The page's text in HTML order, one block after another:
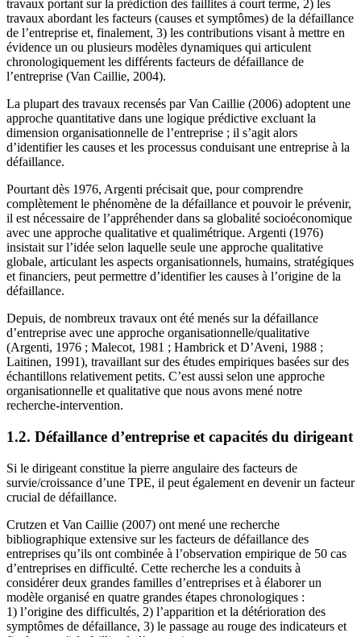
travaux portant sur la prédiction des faillites à court terme, 2) les
travaux abordant les facteurs (causes et symptômes) de la défaillance
de l’entreprise et, finalement, 3) les contributions visant à mettre en
évidence un ou plusieurs modèles dynamiques qui articulent
chronologiquement les différents facteurs de défaillance de
l’entreprise (Van Caillie, 2004).
La plupart des travaux recensés par Van Caillie (2006) adoptent une
approche quantitative dans une logique prédictive excluant la
dimension organisationnelle de l’entreprise ; il s’agit alors
d’identifier les causes et les processus conduisant une entreprise à la
défaillance.
Pourtant dès 1976, Argenti précisait que, pour comprendre
complètement le phénomène de la défaillance et pouvoir le prévenir,
il est nécessaire de l’appréhender dans sa globalité socioéconomique
avec une approche qualitative et qualimétrique. Argenti (1976)
insistait sur l’idée selon laquelle seule une approche qualitative
globale, articulant les aspects organisationnels, humains, stratégiques
et financiers, peut permettre d’identifier les causes à l’origine de la
défaillance.
Depuis, de nombreux travaux ont été menés sur la défaillance
d’entreprise avec une approche organisationnelle/qualitative
(Argenti, 1976 ; Malecot, 1981 ; Hambrick et D’Aveni, 1988 ;
Laitinen, 1991), travaillant sur des études empiriques basées sur des
échantillons relativement petits. C’est aussi selon une approche
organisationnelle et qualitative que nous avons mené notre
recherche-intervention.
1.2. Défaillance d’entreprise et capacités du dirigeant
Si le dirigeant constitue la pierre angulaire des facteurs de
survie/croissance d’une TPE, il peut également en devenir un facteur
crucial de défaillance.
Crutzen et Van Caillie (2007) ont mené une recherche
bibliographique extensive sur les facteurs de défaillance des
entreprises qu’ils ont combinée à l’observation empirique de 50 cas
d’entreprises en difficulté. Cette recherche les a conduits à
considérer deux grandes familles d’entreprises et à élaborer un
modèle organisé en quatre grandes étapes chronologiques :
1) l’origine des difficultés, 2) l’apparition et la détérioration des
symptômes de défaillance, 3) le passage au rouge des indicateurs et